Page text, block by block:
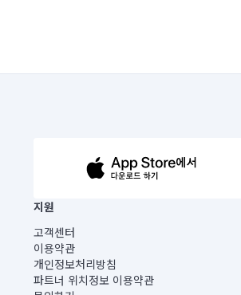
지원
고객센터
이용약관
개인정보처리방침
파트너 위치정보 이용약관